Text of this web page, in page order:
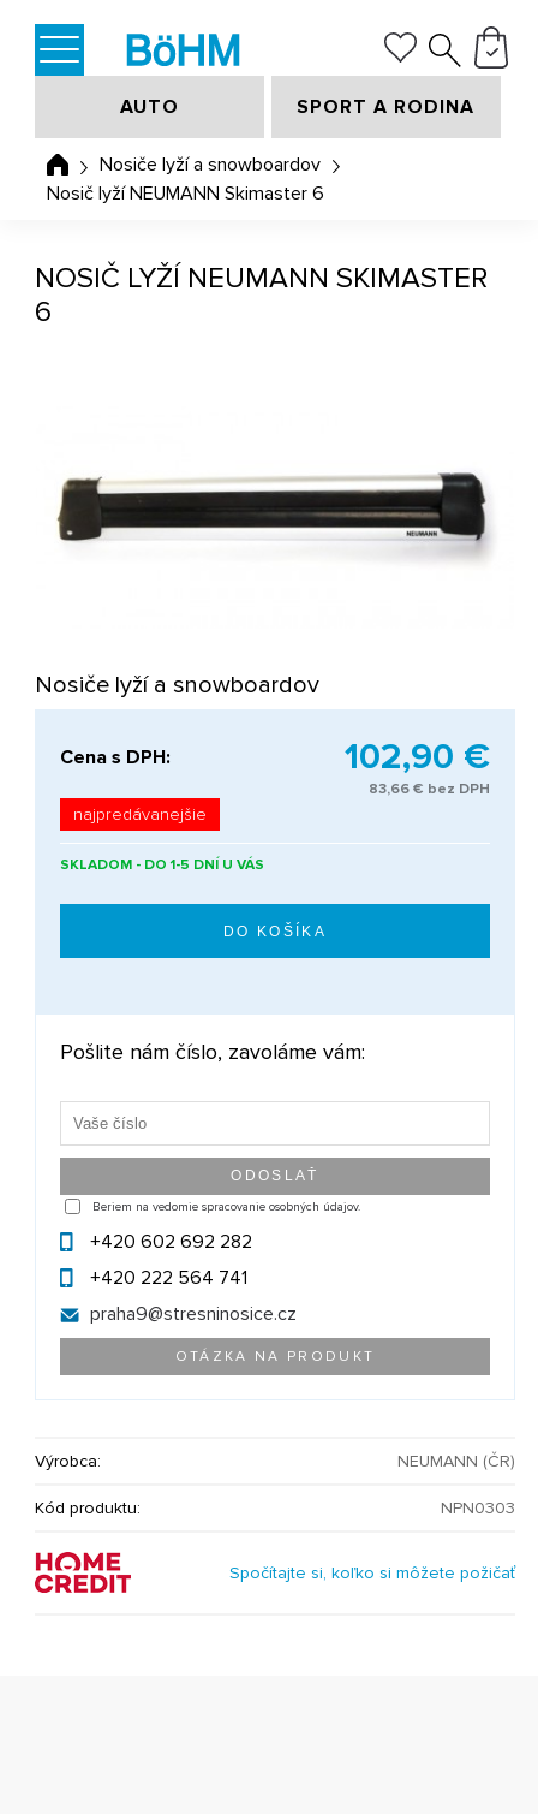
AUTO SPORT A RODINA
Nosiče lyží a snowboardov
Nosič lyží NEUMANN Skimaster 6
NOSIČ LYŽÍ NEUMANN SKIMASTER
6
Nosiče lyží a snowboardov
Cena s DPH: 102,90 €
83,66 € bez DPH
najpredávanejšie
SKLADOM - DO 1-5 DNÍ U VÁS
Pošlite nám číslo, zavoláme vám:
Beriem na vedomie spracovanie osobných údajov.
+420 602 692 282
+420 222 564 741
praha9@stresninosice.cz
OTÁZKA NA PRODUKT
Výrobca: NEUMANN (ČR)
Kód produktu: NPN0303
Spočítajte si, koľko si môžete požičať